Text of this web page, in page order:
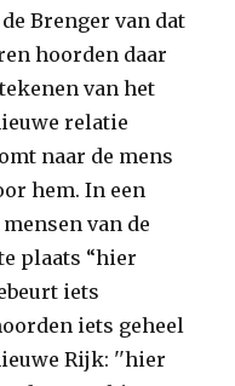
Brenger van dat
hoorden daar
van het
relatie
naar de mens
hem. In een
van de
plaats “hier
iets
iets geheel
Rijk: ''hier